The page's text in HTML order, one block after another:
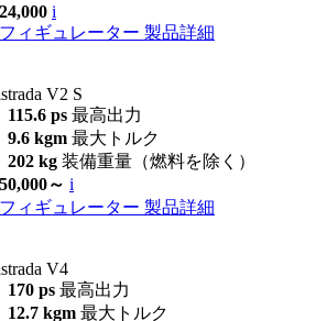
i
ィギュレーター 製品詳細
V2 S
115.6 ps 最高出力
9.6 kgm 最大トルク
202 kg 装備重量（燃料を除く）
～ i
ィギュレーター 製品詳細
V4
170 ps 最高出力
12.7 kgm 最大トルク